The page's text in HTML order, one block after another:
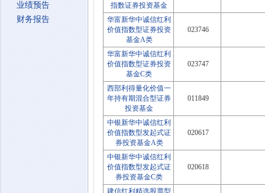
业绩预告
财务报告
指数证券投资基金
华富新华中诚信红利
价值指数型证券投资
基金A类
023746
华富新华中诚信红利
价值指数型证券投资
基金C类
023747
西部利得量化价值一
年持有期混合型证券
投资基金
011849
中银新华中诚信红利
价值指数型发起式证
券投资基金A类
020617
中银新华中诚信红利
价值指数型发起式证
券投资基金C类
020618
建信红利精选股票型